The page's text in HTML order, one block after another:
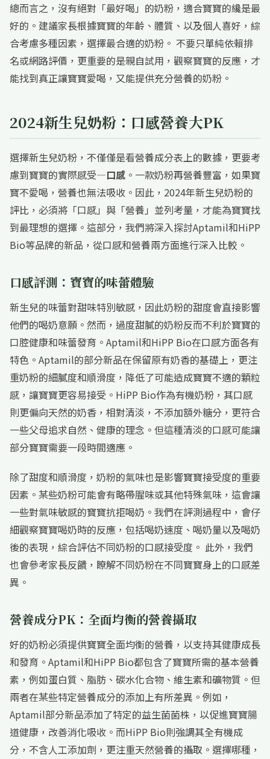
總而言之，沒有絕對「最好喝」的奶粉，適合寶寶的纔是最
好的。建議家長根據寶寶的年齡、體質、以及個人喜好，綜
合考慮多種因素，選擇最合適的奶粉。 不要只單純依賴排
名或網路評價，更重要的是親自試用，觀察寶寶的反應，才
能找到真正讓寶寶愛喝，又能提供充分營養的奶粉。
2024新生兒奶粉：口感營養大PK
選擇新生兒奶粉，不僅僅是看營養成分表上的數據，更要考
慮到寶寶的實際感受—口感 。一款奶粉再營養豐富，如果寶
寶不愛喝，營養也無法吸收。因此，2024年新生兒奶粉的
評比，必須將「口感」與「營養」並列考量，才能為寶寶找
到最理想的選擇。這部分，我們將深入探討Aptamil和HiPP
Bio等品牌的新品，從口感和營養兩方面進行深入比較。
口感評測：寶寶的味蕾體驗
新生兒的味蕾對甜味特別敏感，因此奶粉的甜度會直接影響
他們的喝奶意願。然而，過度甜膩的奶粉反而不利於寶寶的
口腔健康和味蕾發育。Aptamil和HiPP Bio在口感方面各有
特色。Aptamil的部分新品在保留原有奶香的基礎上，更注
重奶粉的細膩度和順滑度，降低了可能造成寶寶不適的顆粒
感，讓寶寶更容易接受。HiPP Bio作為有機奶粉，其口感
則更偏向天然的奶香，相對清淡，不添加額外糖分，更符合
一些父母追求自然、健康的理念。但這種清淡的口感可能讓
部分寶寶需要一段時間適應。
除了甜度和順滑度，奶粉的氣味也是影響寶寶接受度的重要
因素。某些奶粉可能會有略帶腥味或其他特殊氣味，這會讓
一些對氣味敏感的寶寶抗拒喝奶。我們在評測過程中，會仔
細觀察寶寶喝奶時的反應，包括喝奶速度、喝奶量以及喝奶
後的表現，綜合評估不同奶粉的口感接受度。 此外，我們
也會參考家長反饋，瞭解不同奶粉在不同寶寶身上的口感差
異。
營養成分PK：全面均衡的營養攝取
好的奶粉必須提供寶寶全面均衡的營養，以支持其健康成長
和發育。Aptamil和HiPP Bio都包含了寶寶所需的基本營養
素，例如蛋白質、脂肪、碳水化合物、維生素和礦物質。但
兩者在某些特定營養成分的添加上有所差異。例如，
Aptamil部分新品添加了特定的益生菌菌株，以促進寶寶腸
道健康，改善消化吸收。而HiPP Bio則強調其全有機成
分，不含人工添加劑，更注重天然營養的攝取。選擇哪種，